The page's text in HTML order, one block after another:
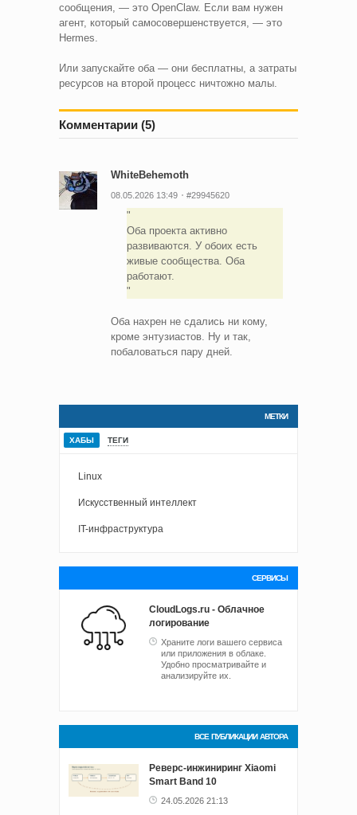
сообщения, — это OpenClaw. Если вам нужен
агент, который самосовершенствуется, — это
Hermes.
Или запускайте оба — они бесплатны, а затраты
ресурсов на второй процесс ничтожно малы.
Комментарии (5)
WhiteBehemoth
08.05.2026 13:49 #29945620
Оба проекта активно
развиваются. У обоих есть
живые сообщества. Оба
работают.
Оба нахрен не сдались ни кому,
кроме энтузиастов. Ну и так,
побаловаться пару дней.
МЕТКИ
ХАБЫ ТЕГИ
Linux
Искусственный интеллект
IT-инфраструктура
СЕРВИСЫ
CloudLogs.ru - Облачное
логирование
Храните логи вашего сервиса
или приложения в облаке.
Удобно просматривайте и
анализируйте их.
ВСЕ ПУБЛИКАЦИИ АВТОРА
Реверс-инжиниринг Xiaomi
Smart Band 10
24.05.2026 21:13